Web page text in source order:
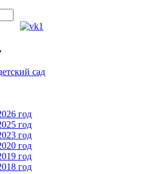
сад
год
год
год
год
год
год